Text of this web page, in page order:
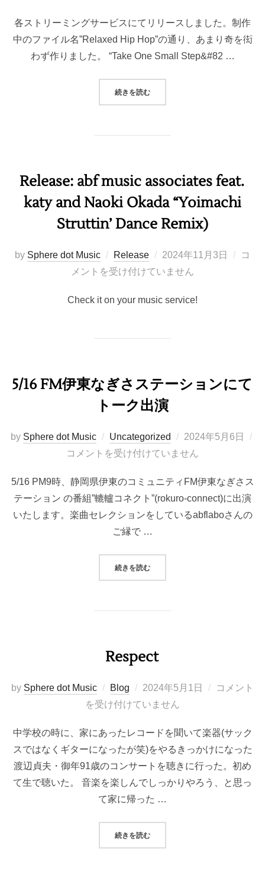
各ストリーミングサービスにてリリースしました。制作
中のファイル名”Relaxed Hip Hop”の通り、あまり奇を衒
わず作りました。 “Take One Small Step&#82 …
続きを読む“RELEASE: “TAKE ONE SMALL
Release: abf music associates feat.
katy and Naoki Okada “Yoimachi
Struttin’ Dance Remix)
by Sphere dot Music Release
投
稿
2024年11月3日
コ
メントを受け付けていません
Check it on your music service!
5/16 FM伊東なぎさステーションにて
トーク出演
by Sphere dot Music Uncategorized
投
稿
2024年5月6日
コメントを受け付けていません
5/16 PM9時、静岡県伊東のコミュニティFM伊東なぎさス
テーション の番組”轆轤コネクト”(rokuro-connect)に出演
いたします。楽曲セレクションをしているabflaboさんの
ご縁で …
続きを読む“5/16 FM伊東なぎさステーション
Respect
by Sphere dot Music Blog
投
稿
2024年5月1日
コメント
を受け付けていません
中学校の時に、家にあったレコードを聞いて楽器(サック
スではなくギターになったが笑)をやるきっかけになった
渡辺貞夫・御年91歳のコンサートを聴きに行った。初め
て生で聴いた。 音楽を楽しんでしっかりやろう、と思っ
て家に帰った …
続きを読む“RESPECT”